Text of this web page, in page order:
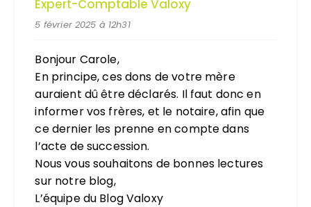
Expert-Comptable Valoxy
5 février 2025 à 12h31
Bonjour Carole,
En principe, ces dons de votre mère
auraient dû être déclarés. Il faut donc en
informer vos frères, et le notaire, afin que
ce dernier les prenne en compte dans
l’acte de succession.
Nous vous souhaitons de bonnes lectures
sur notre blog,
L’équipe du Blog Valoxy